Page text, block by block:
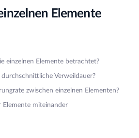
Elemente
einzelnen Elemente betrachtet?
Verweildauer?
zwischen einzelnen Elementen?
Elemente miteinander